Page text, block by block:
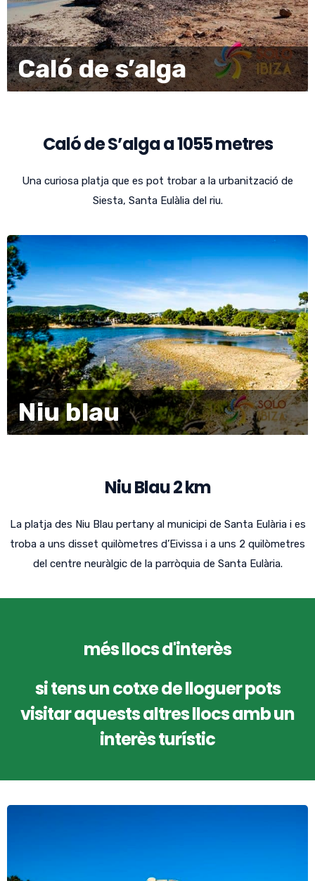
Caló de s’alga
Caló de S’alga a 1055 metres
Una curiosa platja que es pot trobar a la urbanització de
Siesta, Santa Eulàlia del riu.
Niu blau
Niu Blau 2 km
La platja des Niu Blau pertany al municipi de Santa Eulària i es
troba a uns disset quilòmetres d’Eivissa i a uns 2 quilòmetres
del centre neuràlgic de la parròquia de Santa Eulària.
més llocs d'interès
si tens un cotxe de lloguer pots
visitar aquests altres llocs amb un
interès turístic